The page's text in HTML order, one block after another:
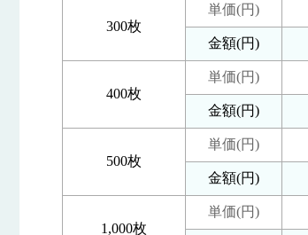
300枚
単価(円)
金額(円)
400枚
単価(円)
金額(円)
500枚
単価(円)
金額(円)
1,000枚
単価(円)